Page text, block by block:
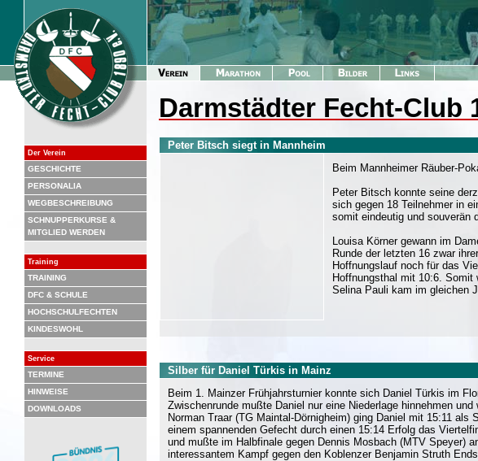
Der Verein
GESCHICHTE
PERSONALIA
WEGBESCHREIBUNG
SCHNUPPERKURSE &
MITGLIED WERDEN
Training
TRAINING
DFC & SCHULE
HOCHSCHULFECHTEN
KINDESWOHL
Service
TERMINE
HINWEISE
DOWNLOADS
Darmstädter Fecht-Club
Peter Bitsch siegt in Mannheim
Beim Mannheimer Räuber-
Peter Bitsch konnte seine
sich gegen 18 Teilnehmer in
somit eindeutig und souverän
Louisa Körner gewann im
Runde der letzten 16 zwar
Hoffnungslauf noch für das
Hoffnungsthal mit 10:6.
Selina Pauli kam im gleichen
Silber für Daniel Türkis in Mainz
Beim 1. Mainzer Frühjahrsturnier konnte sich Daniel Türkis im
Zwischenrunde mußte Daniel nur eine Niederlage hinnehmen
Norman Traar (TG Maintal-Dörnigheim) ging Daniel mit 15:11
einem spannenden Gefecht durch einen 15:14 Erfolg das
und mußte im Halbfinale gegen Dennis Mosbach (MTV Speyer)
interessantem Kampf gegen den Koblenzer Benjamin Struth